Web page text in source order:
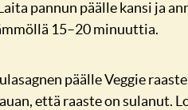
pannun päälle kansi ja
15–20 minuuttia.
päälle Veggie
että raaste on sulanut.